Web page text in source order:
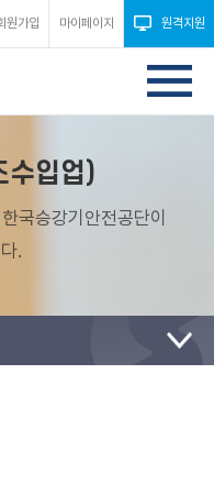
원가입 마이페이지 원격지원
수입업)
국승강기안전공단이
.